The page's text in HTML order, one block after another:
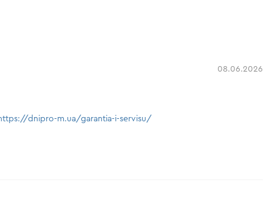
08.06.2026
dnipro-m.ua/garantia-i-servisu/